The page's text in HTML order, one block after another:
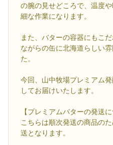
の腕の見せどころで、温度
細な作業になります。
また、バターの容器にもこ
ながらの缶に北海道らしい
た。
今回、山中牧場プレミアム
してお届けいたします。
【プレミアムバターの発送に
こちらは順次発送の商品の
送となります。